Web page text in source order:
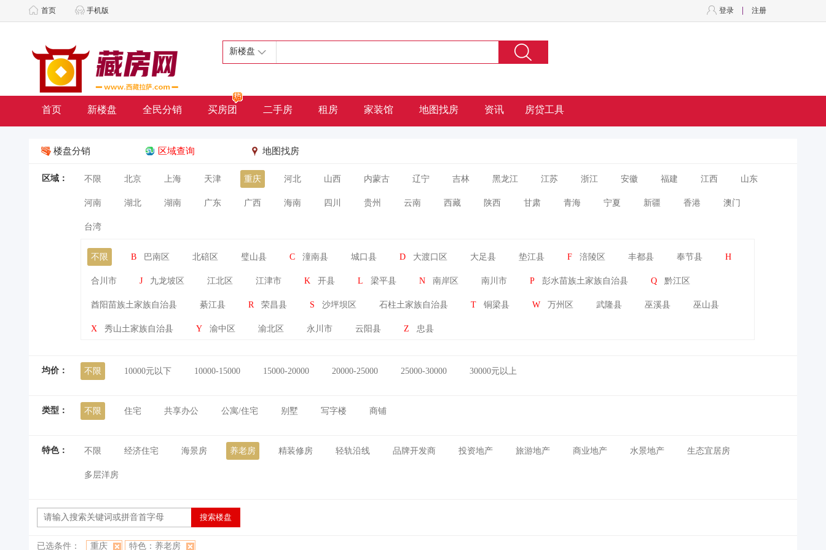
首页 手机版 注册
登录
新楼盘
首页 新楼盘 全民分销 买房团 二手房 租房 家装馆 地图找房 资讯 房贷工具
楼盘分销 区域查询 地图找房
区域： 不限 北京 上海 天津 重庆 河北 山西 内蒙古 辽宁 吉林 黑龙江 江苏 浙江 安徽 福建 江西 山东
河南 湖北 湖南 广东 广西 海南 四川 贵州 云南 西藏 陕西 甘肃 青海 宁夏 新疆 香港 澳门
台湾
不限 B 巴南区 北碚区 璧山县 C 潼南县 城口县 D 大渡口区 大足县 垫江县 F 涪陵区 丰都县 奉节县 H
合川市 J 九龙坡区 江北区 江津市 K 开县 L 梁平县 N 南岸区 南川市 P 彭水苗族土家族自治县 Q 黔江区
酋阳苗族土家族自治县 綦江县 R 荣昌县 S 沙坪坝区 石柱土家族自治县 T 铜梁县 W 万州区 武隆县 巫溪县 巫山县
X 秀山土家族自治县 Y 渝中区 渝北区 永川市 云阳县 Z 忠县
均价： 不限 10000元以下 10000-15000 15000-20000 20000-25000 25000-30000 30000元以上
类型： 不限 住宅 共享办公 公寓/住宅 别墅 写字楼 商铺
特色： 不限 经济住宅 海景房 养老房 精装修房 轻轨沿线 品牌开发商 投资地产 旅游地产 商业地产 水景地产 生态宜居房
多层洋房
已选条件： 重庆 特色：养老房